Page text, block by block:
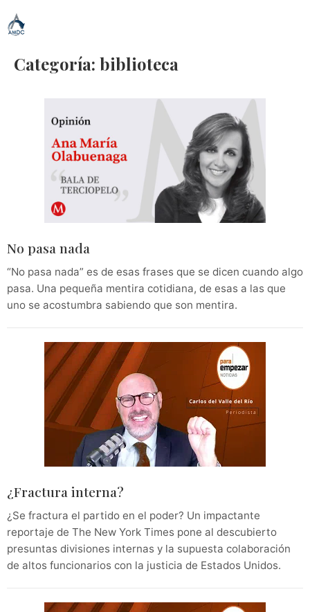
Categoría: biblioteca
No pasa nada
“No pasa nada” es de esas frases que se dicen cuando algo
pasa. Una pequeña mentira cotidiana, de esas a las que
uno se acostumbra sabiendo que son mentira.
¿Fractura interna?
¿Se fractura el partido en el poder? Un impactante
reportaje de The New York Times pone al descubierto
presuntas divisiones internas y la supuesta colaboración
de altos funcionarios con la justicia de Estados Unidos.